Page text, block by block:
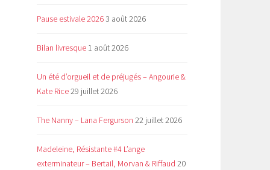
Pause estivale 20263 août 2026
Bilan livresque 1 août 2026
Un été d’orgueil et de préjugés – Angourie &
Kate Rice29 juillet 2026
The Nanny – Lana Fergurson 22 juillet 2026
Madeleine, Résistante #4 L’ange
exterminateur – Bertail, Morvan & Riffaud 20